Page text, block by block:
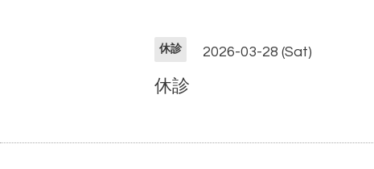
休診 2026-03-28 (Sat)
休診